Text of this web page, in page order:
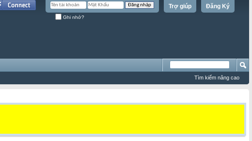
Đăng Ký
Trợ giúp
Ghi nhớ?
Tìm kiếm nâng cao